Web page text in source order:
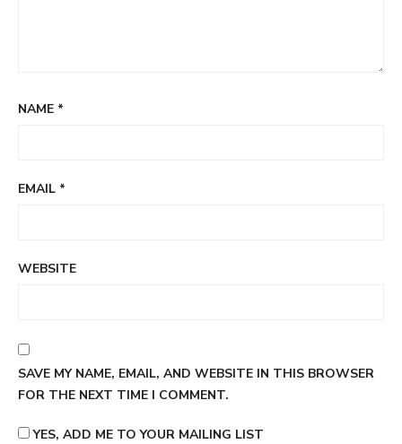
NAME *
EMAIL *
WEBSITE
SAVE MY NAME, EMAIL, AND WEBSITE IN THIS BROWSER
FOR THE NEXT TIME I COMMENT.
YES, ADD ME TO YOUR MAILING LIST